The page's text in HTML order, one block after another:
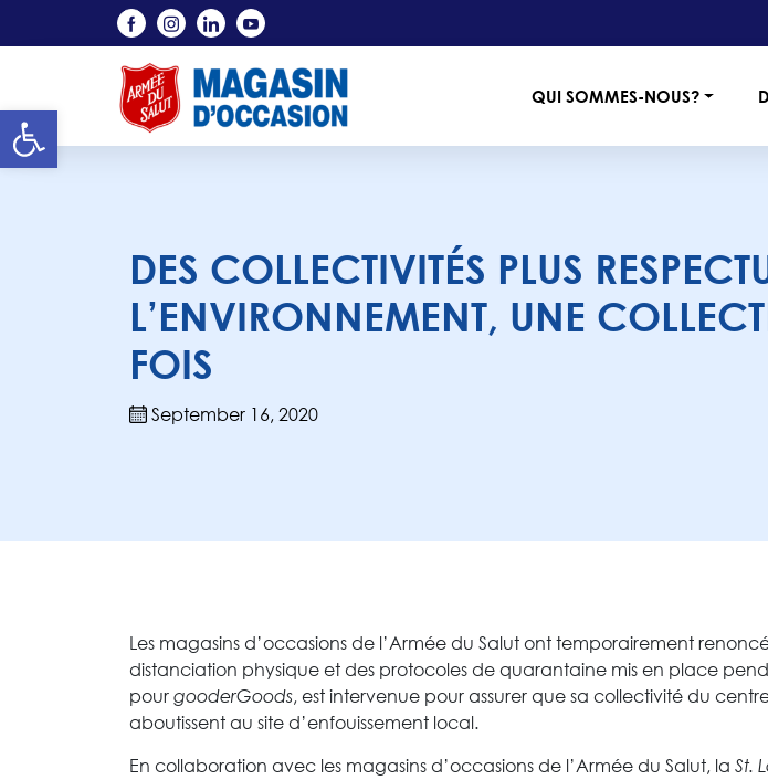
Open toolbar
Skip to main content
QUI SOMMES-NOUS?
DES COLLECTIVITÉS PLUS
L’ENVIRONNEMENT, UNE
FOIS
September 16, 2020
Les magasins d’occasions de l’Armée du Salut ont temporairement
distanciation physique et des protocoles de quarantaine mis en place
pour gooderGoods, est intervenue pour assurer que sa collectivité du
aboutissent au site d’enfouissement local.
En collaboration avec les magasins d’occasions de l’Armée du Salut, la St.